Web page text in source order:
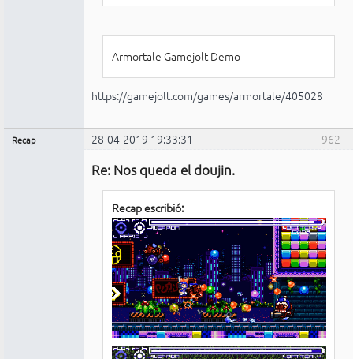
Armortale Gamejolt Demo
https://gamejolt.com/games/armortale/405028
962
Recap 28-04-2019 19:33:31
Re: Nos queda el doujin.
Recap escribió: